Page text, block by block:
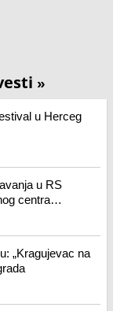
»
u Herceg
u RS
centra
„Kragujevac na